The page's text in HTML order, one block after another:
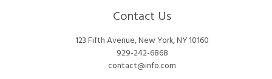
Contact Us
123 Fifth Avenue, New York, NY 10160
929-242-6868
contact@info.com